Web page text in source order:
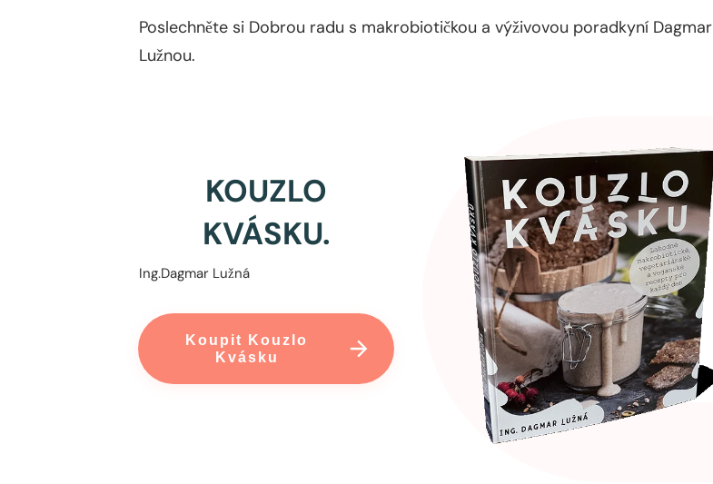
Poslechněte si Dobrou radu s makrobiotičkou a výživovou poradkyní Dagmar
Lužnou.
KOUZLO
KVÁSKU.
Ing.Dagmar Lužná
Koupit Kouzlo
Kvásku